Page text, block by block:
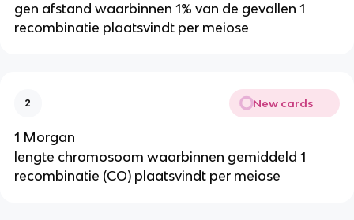
gen afstand waarbinnen 1% van de gevallen 1
recombinatie plaatsvindt per meiose
2 New cards
1 Morgan
lengte chromosoom waarbinnen gemiddeld 1
recombinatie (CO) plaatsvindt per meiose